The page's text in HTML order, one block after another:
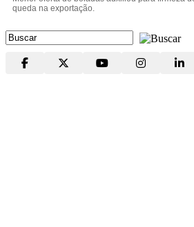
queda na exportação.